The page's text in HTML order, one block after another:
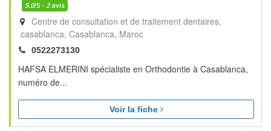
5.0/5 - 2avis
Centre de consultation et de traitement dentaires,
casablanca Casablanca Maroc
0522273130
HAFSA ELMERINI spécialiste en Orthodontie à Casablanca,
numéro de...
Voir la fiche